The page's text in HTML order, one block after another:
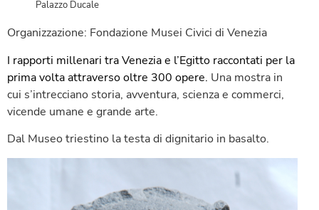
Palazzo Ducale
Organizzazione: Fondazione Musei Civici di Venezia
I rapporti millenari tra Venezia e l’Egitto raccontati per la
prima volta attraverso oltre 300 opere. Una mostra in
cui s’intrecciano storia, avventura, scienza e commerci,
vicende umane e grande arte.
Dal Museo triestino la testa di dignitario in basalto.